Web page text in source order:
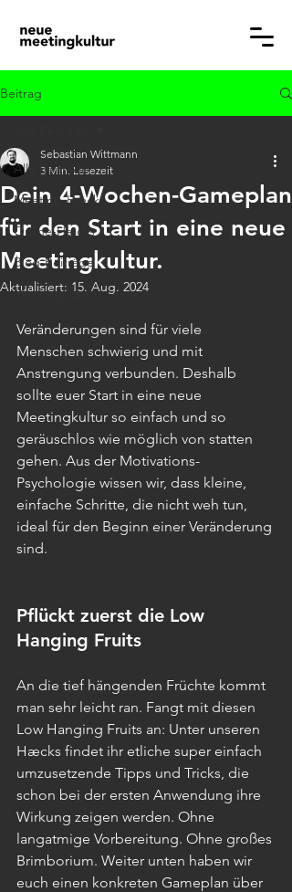
Beitrag
Alle Beiträge
Meeting-Hæcks
Online-Hæcks
Blog-Beiträge
Meeting-Typen
Dein 4-Wochen-Gameplan
für den Start in eine neue
Meetingkultur.
Sebastian Wittmann
3 Min. Lesezeit
Aktualisiert: 15. Aug. 2024
Veränderungen sind für viele
Menschen schwierig und mit
Anstrengung verbunden. Deshalb
sollte euer Start in eine neue
Meetingkultur so einfach und so
geräuschlos wie möglich von statten
gehen. Aus der Motivations-
Psychologie wissen wir, dass kleine,
einfache Schritte, die nicht weh tun,
ideal für den Beginn einer Veränderung
sind.
Pflückt zuerst die Low
Hanging Fruits
An die tief hängenden Früchte kommt
man sehr leicht ran. Fangt mit diesen
Low Hanging Fruits an: Unter unseren
Hæcks findet ihr etliche super einfach
umzusetzende Tipps und Tricks, die
schon bei der ersten Anwendung ihre
Wirkung zeigen werden. Ohne
langatmige Vorbereitung. Ohne großes
Brimborium. Weiter unten haben wir
euch einen konkreten Gameplan über